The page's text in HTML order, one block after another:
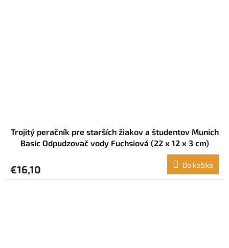
Trojitý peračník pre starších žiakov a študentov Munich
Basic Odpudzovač vody Fuchsiová (22 x 12 x 3 cm)
€16,10 Do košíka